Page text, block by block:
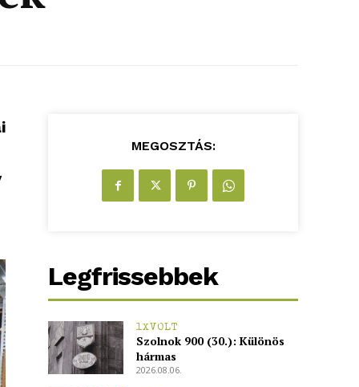
MEGOSZTÁS:
Legfrissebbek
1XVOLT
Szolnok 900 (30.): Különös
hármas
2026.08.06.